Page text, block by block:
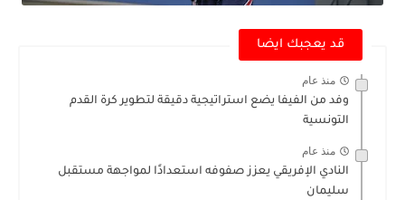
قد يعجبك ايضا
منذ عام
وفد من الفيفا يضع استراتيجية دقيقة لتطوير كرة القدم
التونسية
منذ عام
النادي الإفريقي يعزز صفوفه استعدادًا لمواجهة مستقبل
سليمان